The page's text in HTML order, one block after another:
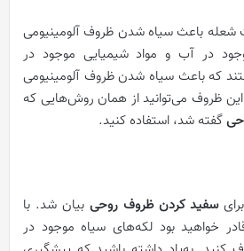
شعله باعث سیاه شدن ظروف آلومینیومی
در آب و مواد شیمیایی موجود در
که باعث سیاه شدن ظروف آلومینیومی
ظروف می‌توانید از همان روش‌هایی که
گفته شد، استفاده کنید.
سفید کردن ظروف روحی بیان شد. با
خواهید بود لکه‌های سیاه موجود در